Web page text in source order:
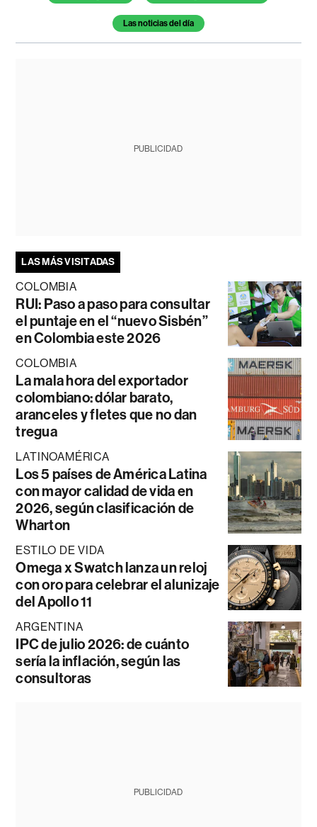
Las noticias del día
PUBLICIDAD
LAS MÁS VISITADAS
COLOMBIA
RUI: Paso a paso para consultar
el puntaje en el “nuevo Sisbén”
en Colombia este 2026
COLOMBIA
La mala hora del exportador
colombiano: dólar barato,
aranceles y fletes que no dan
tregua
LATINOAMÉRICA
Los 5 países de América Latina
con mayor calidad de vida en
2026, según clasificación de
Wharton
ESTILO DE VIDA
Omega x Swatch lanza un reloj
con oro para celebrar el alunizaje
del Apollo 11
ARGENTINA
IPC de julio 2026: de cuánto
sería la inflación, según las
consultoras
PUBLICIDAD